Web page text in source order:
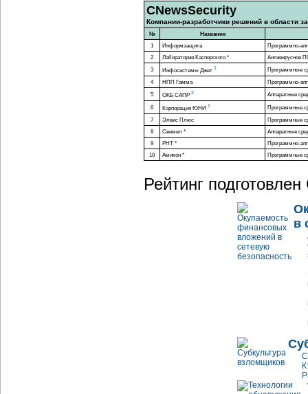
CNewsSecurity
Компании-разработчики решений в области
№
Название
1
Информзащита
Программно-
2
Лаборатория Касперского *
Антивирусное
3
Инфосистемы Джет 1
Программные
4
НПП Гамма
Программно-
5
OKБ САПР 2
Аппаратные
6
Корпорация ЮНИ 1
Программные
7
Элвис Плюс
Программные
8
Свемел *
Аппаратные
9
РНТ *
Программно-
10
Амикон * Программные
Рейтинг
в